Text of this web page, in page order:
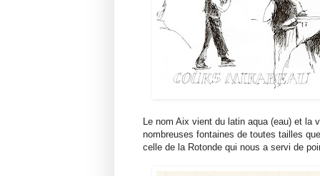
Le nom Aix vient du latin aqua (eau) et la
nombreuses fontaines de toutes tailles
celle de la Rotonde qui nous a servi de